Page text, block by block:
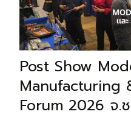
Post Show
Manufacturing
Forum 2026 จ.